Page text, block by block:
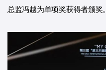
总监冯越为单项奖获得者颁奖。